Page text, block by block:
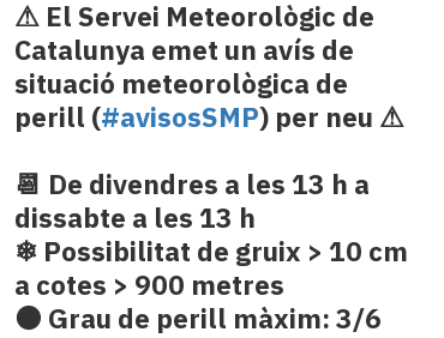
⚠ El Servei Meteorològic de
Catalunya emet un avís de
situació meteorològica de
perill (#avisosSMP) per neu ⚠
📆 De divendres a les 13 h a
dissabte a les 13 h
❄ Possibilitat de gruix > 10 cm
a cotes > 900 metres
🟠 Grau de perill màxim: 3/6